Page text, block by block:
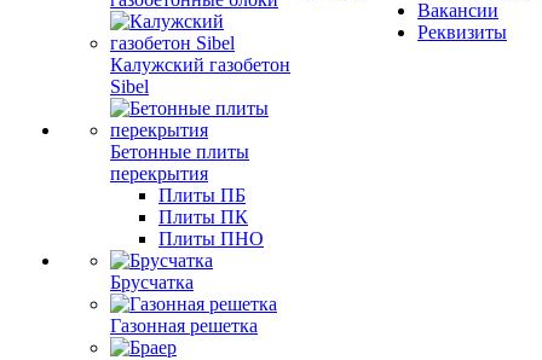
Калужский газобетон
Sibel
Бетонные плиты
перекрытия
Плиты ПБ
Плиты ПК
Плиты ПНО
Брусчатка
Газонная решетка
Вакансии
Реквизиты